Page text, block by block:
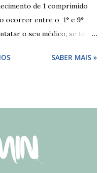
de 1 comprimido
ocorrer entre o 1° e 9°
o seu médico, se teve
a tomar os restantes
o 18° e o 24°
nova cartela ou carteira
SABER MAIS »